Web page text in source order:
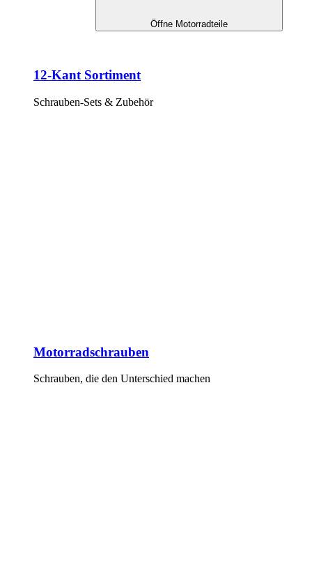
Öffne Motorradteile
12-Kant Sortiment
Schrauben-Sets & Zubehör
Motorradschrauben
Schrauben, die den Unterschied machen